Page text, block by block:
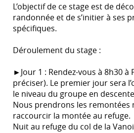
L’objectif de ce stage est de
randonnée et de s’initier à ses
spécifiques.
Déroulement du stage :
►Jour 1 : Rendez-vous à 8h30 à
préciser). Le premier jour sera
le niveau du groupe en
Nous prendrons les remontées
raccourcir la montée au refuge.
Nuit au refuge du col de la